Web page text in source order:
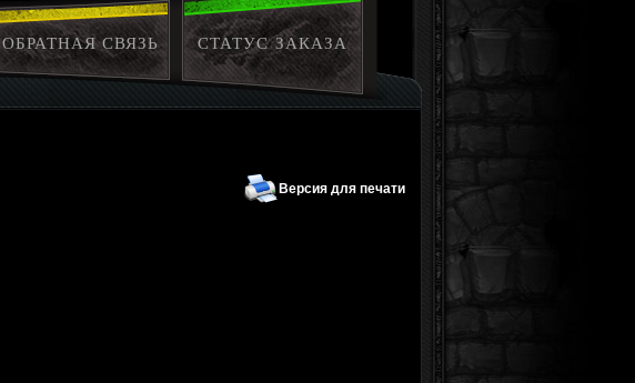
ОБРАТНАЯ СВЯЗЬ СТАТУС ЗАКАЗА
Версия для печати